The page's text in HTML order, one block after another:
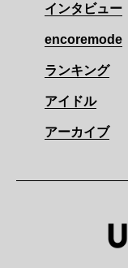
インタビュー
encoremode
ランキング
アイドル
アーカイブ